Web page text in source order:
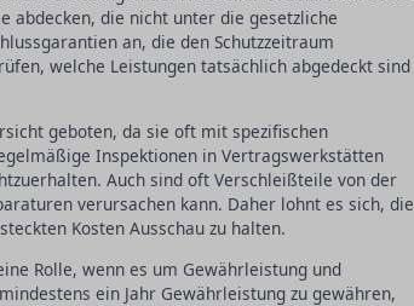
abdecken, die nicht unter die gesetzliche
an, die den Schutzzeitraum
welche Leistungen tatsächlich abgedeckt sind
geboten, da sie oft mit spezifischen
Inspektionen in Vertragswerkstätten
Auch sind oft Verschleißteile von der
verursachen kann. Daher lohnt es sich, die
Kosten Ausschau zu halten.
Rolle, wenn es um Gewährleistung und
ein Jahr Gewährleistung zu gewähren,